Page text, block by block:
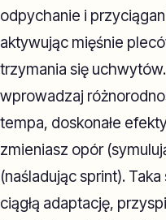
odpychanie i
aktywując mięśnie
trzymania się
wprowadzaj
tempa, doskonałe
zmieniasz opór
(naśladując sprint).
ciągłą adaptację,